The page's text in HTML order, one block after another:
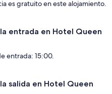
es gratuito en este alojamiento.
entrada en Hotel Queen
entrada: 15:00.
salida en Hotel Queen